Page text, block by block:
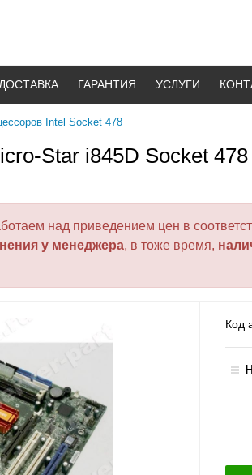
ГАРАНТИЯ УСЛУГИ
Intel Socket 478
Star i845D Socket
над приведением цен в
у менеджера, в тоже время,
Код